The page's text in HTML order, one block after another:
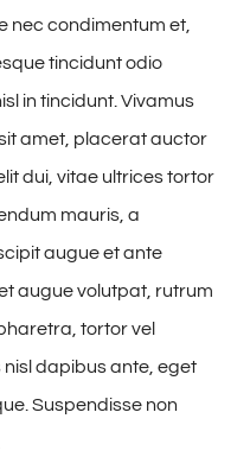
nec condimentum et,
tincidunt odio
in tincidunt. Vivamus
amet, placerat auctor
dui, vitae ultrices tortor
mauris, a
augue et ante
augue volutpat, rutrum
tortor vel
dapibus ante, eget
Suspendisse non